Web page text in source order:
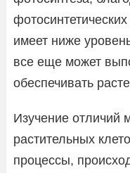
имеет ниже
все еще может
обеспечивать
Изучение отличий
растительных
процессы,